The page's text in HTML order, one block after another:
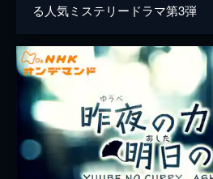
る人気ミステリードラマ第3弾